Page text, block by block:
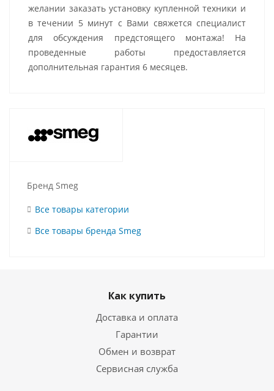
желании заказать установку купленной техники и
в течении 5 минут с Вами свяжется специалист
для обсуждения предстоящего монтажа! На
проведенные работы предоставляется
дополнительная гарантия 6 месяцев.
Бренд Smeg
Все товары категории
Все товары бренда Smeg
Как купить
Доставка и оплата
Гарантии
Обмен и возврат
Сервисная служба